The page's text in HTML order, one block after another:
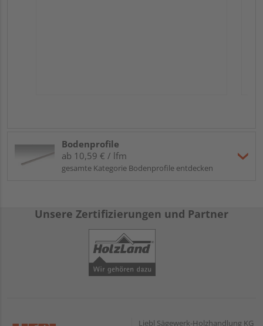
Bodenprofile
ab 10,59 € / lfm
gesamte Kategorie Bodenprofile entdecken
Unsere Zertifizierungen und Partner
Liebl Sägewerk-Holzhandlung KG